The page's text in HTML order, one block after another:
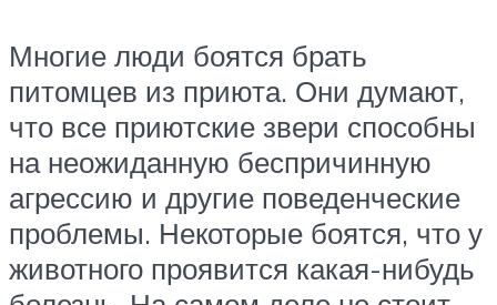
Многие люди боятся брать
питомцев из приюта. Они думают,
что все приютские звери способны
на неожиданную беспричинную
агрессию и другие поведенческие
проблемы. Некоторые боятся, что у
животного проявится какая-нибудь